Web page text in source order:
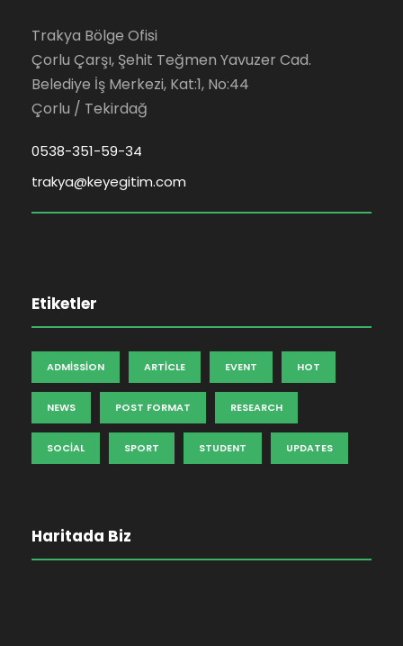
Trakya Bölge Ofisi
Çorlu Çarşı, Şehit Teğmen Yavuzer Cad.
Belediye İş Merkezi, Kat:1, No:44
Çorlu / Tekirdağ
0538-351-59-34
trakya@keyegitim.com
Etiketler
ADMISSION ARTICLE EVENT HOT
NEWS POST FORMAT RESEARCH
SOCIAL SPORT STUDENT UPDATES
Haritada Biz